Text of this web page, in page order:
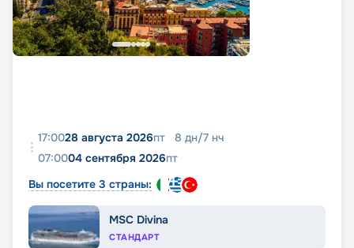
17:0028 августа 2026пт 8 дн/7 нч
07:0004 сентября 2026пт
Вы посетите 3 страны:
MSC Divina
СТАНДАРТ